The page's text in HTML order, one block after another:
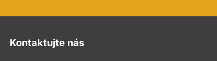
Kontaktujte nás